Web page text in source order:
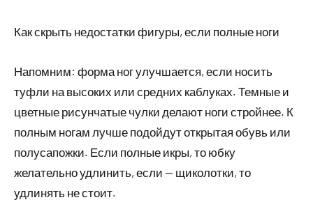
Как скрыть недостатки фигуры, если полные ноги
Напомним: форма ног улучшается, если носить
туфли на высоких или средних каблуках. Темные и
цветные рисунчатые чулки делают ноги стройнее. К
полным ногам лучше подойдут открытая обувь или
полусапожки. Если полные икры, то юбку
желательно удлинить, если — щиколотки, то
удлинять не стоит.